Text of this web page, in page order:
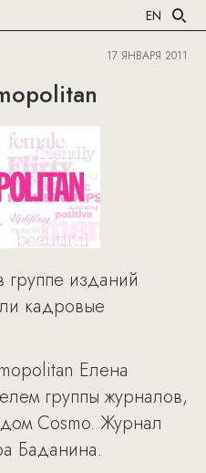
EN
17 ЯНВАРЯ 2011
группе изданий
кадровые
Елена
группы журналов,
Cosmo. Журнал
Баданина.